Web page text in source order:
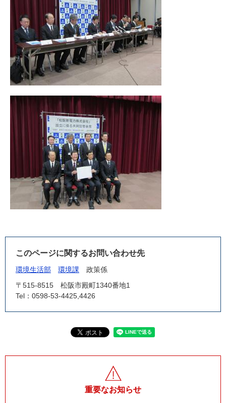
このページに関するお問い合わせ先
環境生活部 環境課
政策係
〒515-8515
松阪市殿町1340番地1
Tel：0598-53-4425,4426
重要なお知らせ